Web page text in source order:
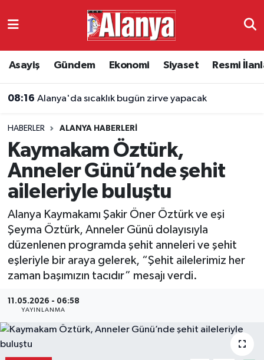
Asayiş Gündem Ekonomi Siyaset Resmi
08:16 Alanya'da sıcaklık bugün zirve yapacak
HABERLER ALANYA HABERLERI
Kaymakam Öztürk,
Anneler Günü’nde şehit
aileleriyle buluştu
Alanya Kaymakamı Şakir Öner Öztürk ve eşi
Şeyma Öztürk, Anneler Günü dolayısıyla
düzenlenen programda şehit anneleri ve şehit
eşleriyle bir araya gelerek, “Şehit ailelerimiz her
zaman başımızın tacıdır” mesajı verdi.
11.05.2026 - 06:58
YAYINLANMA
Ekonomi
Resmi İlanlar
Alanyaspor
Turizm
E-Gazete
Antalya Namaz Vakitleri
Süper Lig Puan Durumu ve Fikstür
Tüm Manşetler
Son Dakika Haberleri
Haber Arşivi